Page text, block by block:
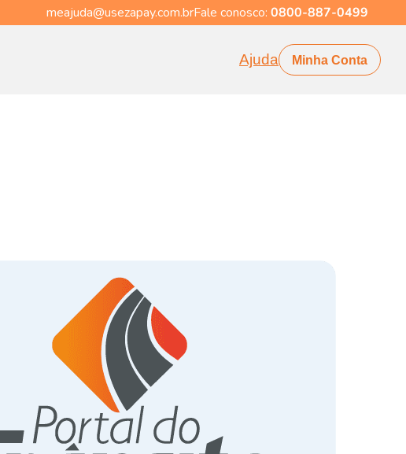
meajuda@usezapay.com.brFale conosco: 0800-887-0499
Ajuda Minha Conta